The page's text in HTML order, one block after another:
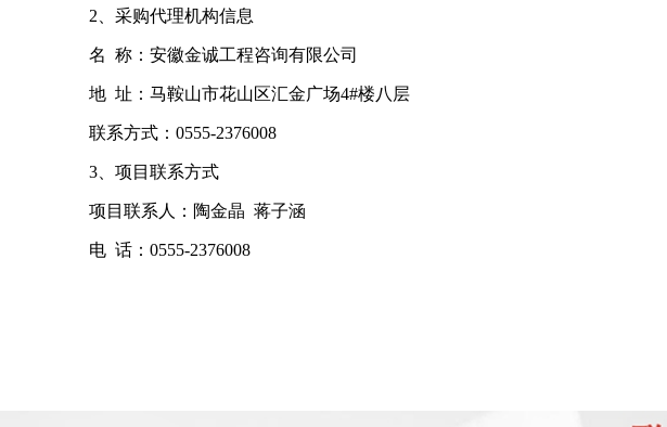
2 、采购代理机构信息
名 称： 安徽金诚工程咨询有限公司
地 址：马鞍山市花山区汇金广场4#楼八层
联系方式： 0555-2376008
3 项目联系方式
项目联系人：陶金晶 蒋子涵
电 话： 0555-2376008